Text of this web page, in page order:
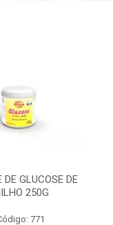
DE GLUCOSE DE
250G
771